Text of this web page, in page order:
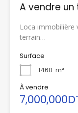
A vendre un
Loca immobilière
terrain…
Surface
1460 m²
À vendre